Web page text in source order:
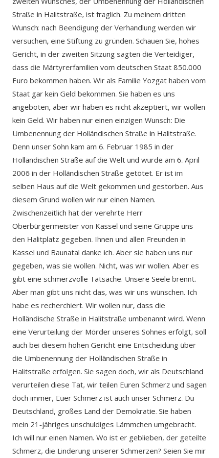
Straße in Halitstraße, ist fraglich. Zu meinem dritten
Wunsch: nach Beendigung der Verhandlung werden wir
versuchen, eine Stiftung zu gründen. Schauen Sie, hohes
Gericht, in der zweiten Sitzung sagten die Verteidiger,
dass die Märtyrerfamilien vom deutschen Staat 850.000
Euro bekommen haben. Wir als Familie Yozgat haben vom
Staat gar kein Geld bekommen. Sie haben es uns
angeboten, aber wir haben es nicht akzeptiert, wir wollen
kein Geld. Wir haben nur einen einzigen Wunsch: Die
Umbenennung der Holländischen Straße in Halitstraße.
Denn unser Sohn kam am 6. Februar 1985 in der
Holländischen Straße auf die Welt und wurde am 6. April
2006 in der Holländischen Straße getötet. Er ist im
selben Haus auf die Welt gekommen und gestorben. Aus
diesem Grund wollen wir nur einen Namen.
Zwischenzeitlich hat der verehrte Herr
Oberbürgermeister von Kassel und seine Gruppe uns
den Halitplatz gegeben. Ihnen und allen Freunden in
Kassel und Baunatal danke ich. Aber sie haben uns nur
gegeben, was sie wollen. Nicht, was wir wollen. Aber es
gibt eine schmerzvolle Tatsache. Unsere Seele brennt.
Aber man gibt uns nicht das, was wir uns wünschen. Ich
habe es recherchiert. Wir wollen nur, dass die
Holländische Straße in Halitstraße umbenannt wird. Wenn
eine Verurteilung der Mörder unseres Sohnes erfolgt, soll
auch bei diesem hohen Gericht eine Entscheidung über
die Umbenennung der Holländischen Straße in
Halitstraße erfolgen. Sie sagen doch, wir als Deutschland
verurteilen diese Tat, wir teilen Euren Schmerz und sagen
doch immer, Euer Schmerz ist auch unser Schmerz. Du
Deutschland, großes Land der Demokratie. Sie haben
mein 21-jähriges unschuldiges Lämmchen umgebracht.
Ich will nur einen Namen. Wo ist er geblieben, der geteilte
Schmerz, die Linderung unserer Schmerzen? Seien Sie mir